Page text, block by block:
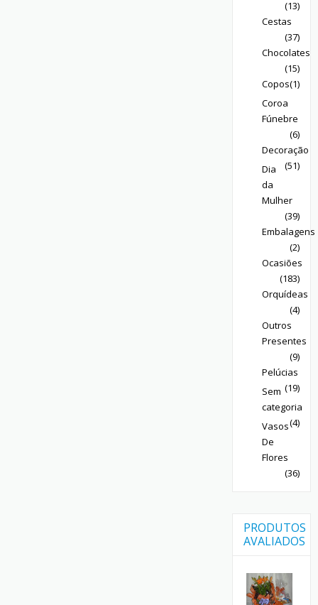
(13)
Cestas
(37)
Chocolates
(15)
Copos(1)
Coroa
Fúnebre
(6)
Decoração
(51)
Dia
da
Mulher
(39)
Embalagens
(2)
Ocasiões
(183)
Orquídeas
(4)
Outros
Presentes
(9)
Pelúcias
(19)
Sem
categoria
(4)
Vasos
De
Flores
(36)
PRODUTOS
AVALIADOS